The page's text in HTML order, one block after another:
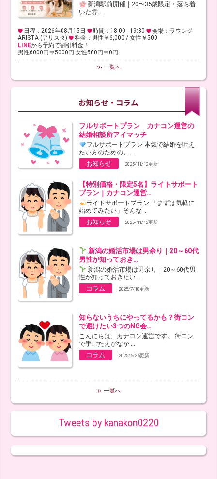
新潟駅前開催｜20〜35歳限定・落ち着
いた雰 ...
日程：2026年08月15日 時間：18:00 - 19:30
会場：ラウンジ
ARISTA (アリスタ)
料金：男性￥6,000 / 女性￥500
LINEから予約で割引料金！
男性6000円⇒5000円 女性500円⇒0円
≫ 一覧へ
フルサポートプラン カナコン運営の
結婚相談所アイマッチ
フルサポートプラン 本気で結婚を叶え
たい方のための、 ...
お知らせ
2025/11/12更新
【特別価格・限定5名】ライトサポート
プラン｜カナコン運営…
ライトサポートプラン 「まずは気軽に
始めてみたい」そんな ...
お知らせ
2025/11/12更新
新潟の婚活市場は男余り｜20～60代
男性が知っておき…
新潟の婚活市場は男余り｜20～60代男
性が知っておきたい ...
コラム
2025/7/18更新
知らないうちにやってるかも？街コン
で避けたい3つのNG会…
こんにちは、カナコン運営です。 街コン
で手ごたえがなか ...
コラム
2025/6/26更新
≫ 一覧へ
Tweets by kanakon0220